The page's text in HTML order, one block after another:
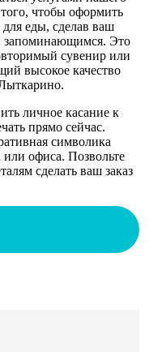
чтобы оформить
для еды, сделав ваш
запоминающимся. Это
сувенир или
высокое качество
личное касание к
прямо сейчас.
символика
или офиса. Позвольте
сделать ваш заказ